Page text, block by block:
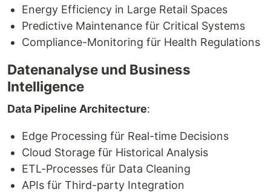
Energy Efficiency in Large Retail Spaces
Predictive Maintenance für Critical Systems
Compliance-Monitoring für Health Regulations
Datenanalyse und Business
Intelligence
Data Pipeline Architecture:
Edge Processing für Real-time Decisions
Cloud Storage für Historical Analysis
ETL-Processes für Data Cleaning
APIs für Third-party Integration